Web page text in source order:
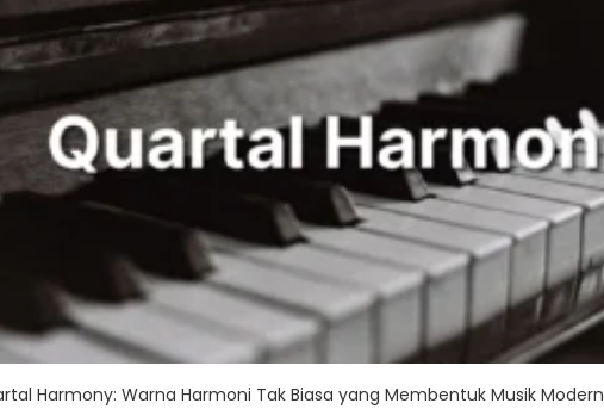
Harmony: Warna Harmoni Tak Biasa yang Membentuk Musik Modern